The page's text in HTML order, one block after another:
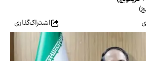
اشتراک‌گذاری